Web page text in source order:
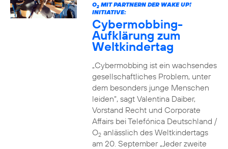
O2MIT PARTNERN DER WAKE UP!
INITIATIVE:
Cybermobbing-
Aufklärung zum
Weltkindertag
„Cybermobbing ist ein wachsendes
gesellschaftliches Problem, unter
dem besonders junge Menschen
leiden“, sagt Valentina Daiber,
Vorstand Recht und Corporate
Affairs bei Telefónica Deutschland /
O2anlässlich des Weltkindertags
am 20. September „Jeder zweite